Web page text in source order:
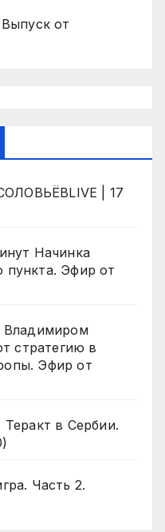
от
| 17
Начинка
пункта. Эфир от
Владимиром
стратегию в
Эфир от
в Сербии.
Часть 2.